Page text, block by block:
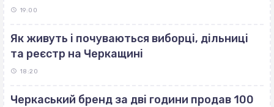
19:00
Як живуть і почуваються виборці, дільниці
та реєстр на Черкащині
18:20
Черкаський бренд за дві години продав 100